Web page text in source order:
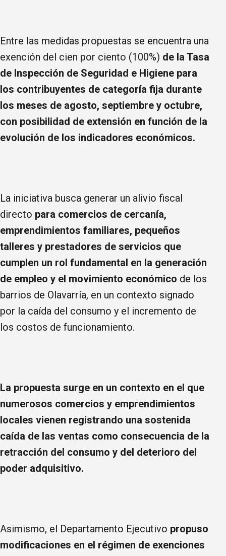
Entre las medidas propuestas se encuentra una
exención del cien por ciento (100%) de la Tasa
de Inspección de Seguridad e Higiene para
los contribuyentes de categoría fija durante
los meses de agosto, septiembre y octubre,
con posibilidad de extensión en función de la
evolución de los indicadores económicos.
La iniciativa busca generar un alivio fiscal
directo para comercios de cercanía,
emprendimientos familiares, pequeños
talleres y prestadores de servicios que
cumplen un rol fundamental en la generación
de empleo y el movimiento económico de los
barrios de Olavarría, en un contexto signado
por la caída del consumo y el incremento de
los costos de funcionamiento.
La propuesta surge en un contexto en el que
numerosos comercios y emprendimientos
locales vienen registrando una sostenida
caída de las ventas como consecuencia de la
retracción del consumo y del deterioro del
poder adquisitivo.
Asimismo, el Departamento Ejecutivo propuso
modificaciones en el régimen de exenciones